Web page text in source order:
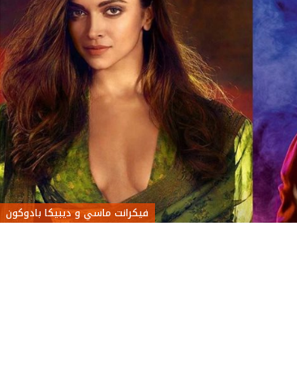
فيكرانت ماسي و ديبيكا بادوكون